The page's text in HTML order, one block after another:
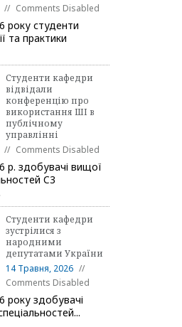
Comments Disabled
року студенти
та практики
Студенти кафедри
відвідали
конференцію про
використання ШІ в
публічному
управлінні
Comments Disabled
р. здобувачі вищої
C3
Студенти кафедри
зустрілися з
народними
депутатами України
14 Травня, 2026
Comments Disabled
року здобувачі